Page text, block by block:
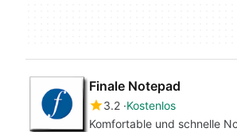
Finale Notepad
3.2 Kostenlos
Komfortable und schnelle